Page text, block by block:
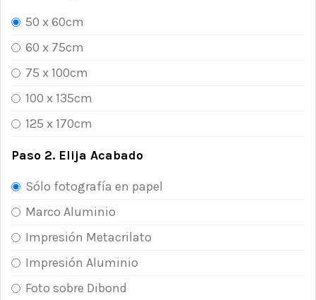
50 x 60cm
60 x 75cm
75 x 100cm
100 x 135cm
125 x 170cm
Paso 2. Elija Acabado
Sólo fotografía en papel
Marco Aluminio
Impresión Metacrilato
Impresión Aluminio
Foto sobre Dibond